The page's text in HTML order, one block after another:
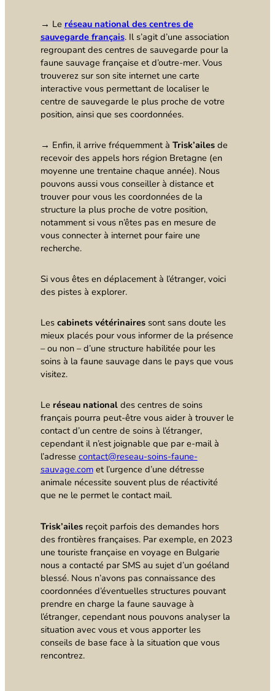
→ Le réseau national des centres de
sauvegarde français. Il s’agit d’une association
regroupant des centres de sauvegarde pour la
faune sauvage française et d’outre-mer. Vous
trouverez sur son site internet une carte
interactive vous permettant de localiser le
centre de sauvegarde le plus proche de votre
position, ainsi que ses coordonnées.
→ Enfin, il arrive fréquemment à Trisk’ailesde
recevoir des appels hors région Bretagne (en
moyenne une trentaine chaque année). Nous
pouvons aussi vous conseiller à distance et
trouver pour vous les coordonnées de la
structure la plus proche de votre position,
notamment si vous n’êtes pas en mesure de
vous connecter à internet pour faire une
recherche.
Si vous êtes en déplacement à l’étranger, voici
des pistes à explorer.
Les cabinets vétérinairessont sans doute les
mieux placés pour vous informer de la présence
– ou non – d’une structure habilitée pour les
soins à la faune sauvage dans le pays que vous
visitez.
Le réseau nationaldes centres de soins
français pourra peut-être vous aider à trouver le
contact d’un centre de soins à l’étranger,
cependant il n’est joignable que par e-mail à
l’adresse contact@reseau-soins-faune-
sauvage.comet l’urgence d’une détresse
animale nécessite souvent plus de réactivité
que ne le permet le contact mail.
Trisk’ailesreçoit parfois des demandes hors
des frontières françaises. Par exemple, en 2023
une touriste française en voyage en Bulgarie
nous a contacté par SMS au sujet d’un goéland
blessé. Nous n’avons pas connaissance des
coordonnées d’éventuelles structures pouvant
prendre en charge la faune sauvage à
l’étranger, cependant nous pouvons analyser la
situation avec vous et vous apporter les
conseils de base face à la situation que vous
rencontrez.